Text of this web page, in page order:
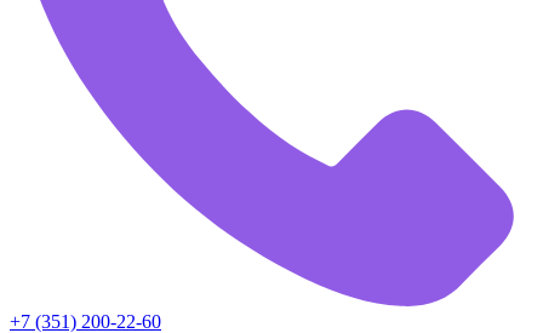
+7 (351) 200-22-60